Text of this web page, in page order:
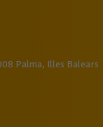
Palma, Illes Balears